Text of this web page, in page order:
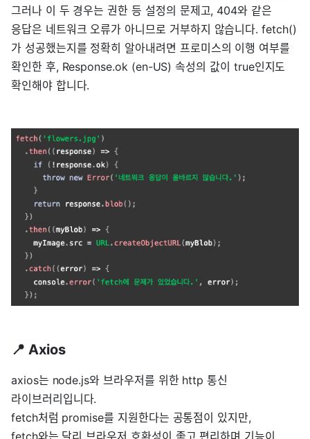
그러나 이 두 경우는 권한 등 설정의 문제고, 404와 같은
응답은 네트워크 오류가 아니므로 거부하지 않습니다. fetch()
가 성공했는지를 정확히 알아내려면 프로미스의 이행 여부를
확인한 후, Response.ok (en-US) 속성의 값이 true인지도
확인해야 합니다.
📍 Axios
axios는 node.js와 브라우저를 위한 http 통신
라이브러리입니다.
fetch처럼 promise를 지원한다는 공통점이 있지만,